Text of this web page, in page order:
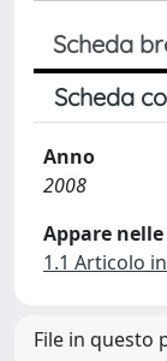
Scheda
Scheda
Anno
2008
Appare
1.1 Articolo
File in questo